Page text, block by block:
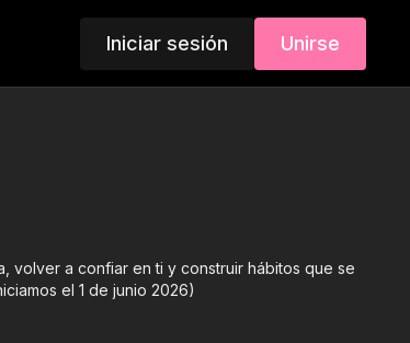
Iniciar sesión Unirse
volver a confiar en ti y construir hábitos que se
el 1 de junio 2026)